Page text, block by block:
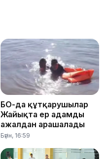
БҚО-да құтқарушылар
Жайықта ер адамды
ажалдан арашалады
Бүгін, 16:59